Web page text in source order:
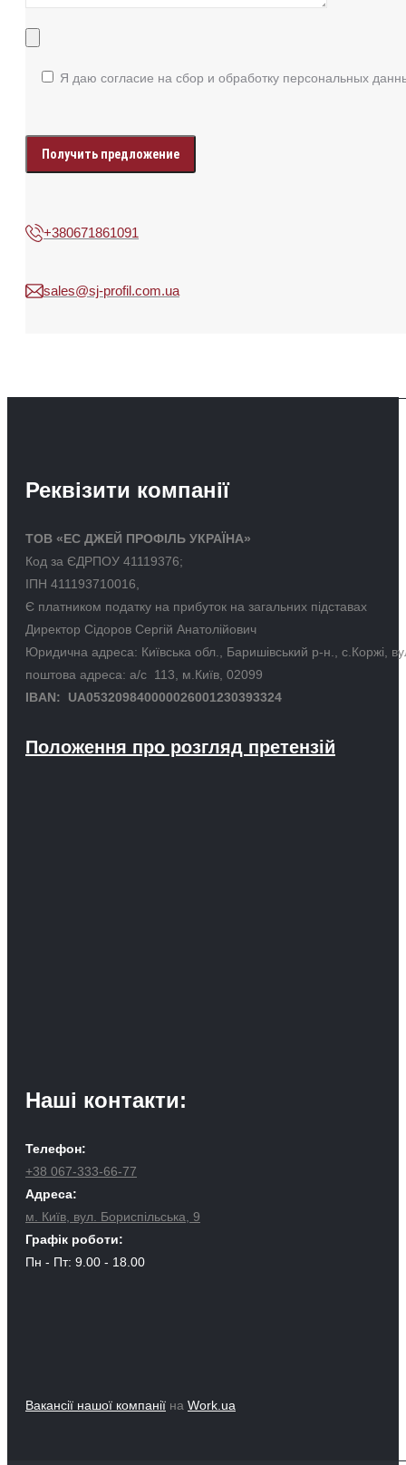
Я даю согласие на сбор и обработку персональных
your
data
+380671861091
sales@sj-profil.com.ua
Реквізити компанії
ТОВ «ЕС ДЖЕЙ ПРОФІЛЬ УКРАЇНА»
Код за ЄДРПОУ 41119376;
ІПН 411193710016,
Є платником податку на прибуток на загальних підставах
Директор Сідоров Сергій Анатолійович
Юридична адреса: Київська обл., Баришівський р-н., с.Коржі,
поштова адреса: а/с 113, м.Київ, 02099
IBAN: UA053209840000026001230393324
Положення про розгляд претензій
Наші контакти:
Телефон:
+38 067-333-66-77
Адреса:
м. Київ, вул. Бориспільська, 9
Графік роботи:
Пн - Пт: 9.00 - 18.00
Вакансії нашої компанії на Work.ua